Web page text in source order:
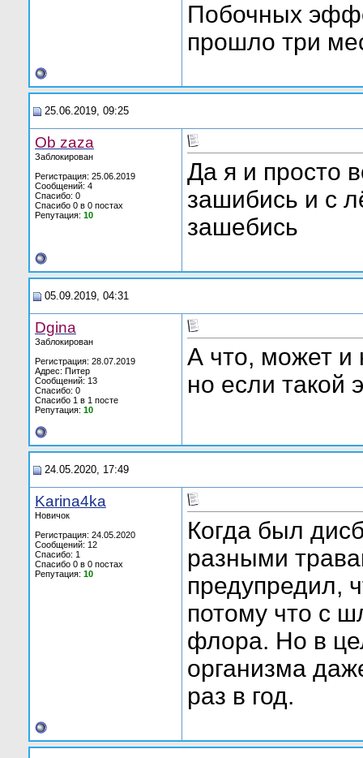
Побочных
прошло три
25.06.2019, 09:25
Ob zaza
Заблокирован
Регистрация: 25.06.2019
Сообщений: 4
Спасибо: 0
Спасибо 0 в 0 постах
Репутация: 10
Да я и просто
зашибись и с
зашебись
05.09.2019, 04:31
Dgina
Заблокирован
Регистрация: 28.07.2019
Адрес: Питер
Сообщений: 13
Спасибо: 0
Спасибо 1 в 1 посте
Репутация: 10
А что, может и
но если такой
24.05.2020, 17:49
Karina4ka
Новичок
Регистрация: 24.05.2020
Сообщений: 12
Спасибо: 1
Спасибо 0 в 0 постах
Репутация: 10
Когда был
разными
предупредил,
потому что с
флора. Но в
организма
раз в год.